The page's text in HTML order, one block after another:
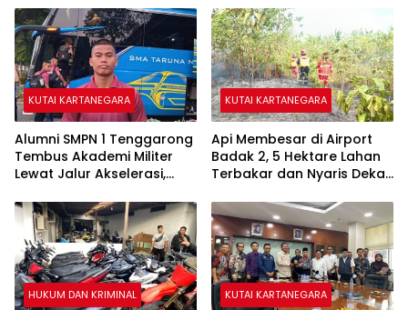
KUTAI KARTANEGARA
Alumni SMPN 1 Tenggarong
Tembus Akademi Militer
Lewat Jalur Akselerasi,
KUTAI KARTANEGARA
Api Membesar di Airport
Badak 2, 5 Hektare Lahan
Terbakar dan Nyaris Dekati
HUKUM DAN KRIMINAL KUTAI KARTANEGARA